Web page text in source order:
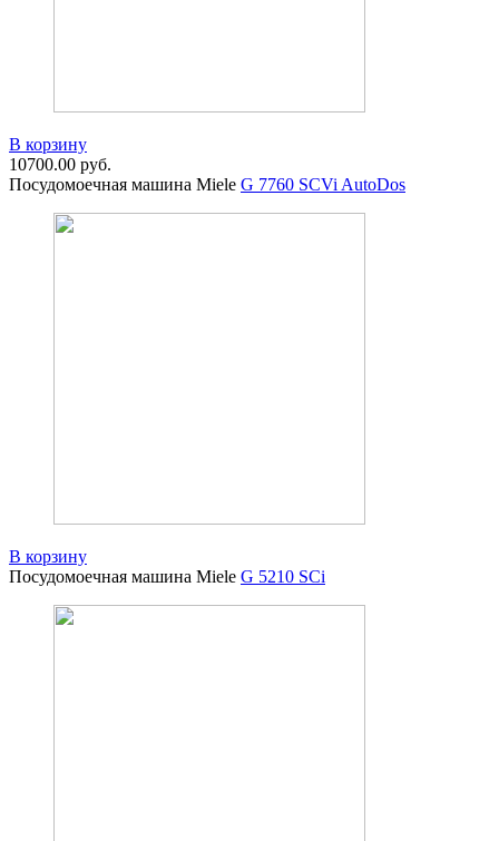
В корзину
10700.00 руб.
Посудомоечная машина Miele G 7760 SCVi AutoDos
В корзину
Посудомоечная машина Miele G 5210 SCi